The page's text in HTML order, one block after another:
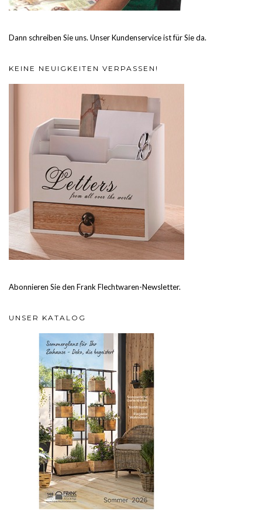
Dann schreiben Sie uns. Unser Kundenservice ist für Sie da.
KEINE NEUIGKEITEN VERPASSEN!
Abonnieren Sie den Frank Flechtwaren-Newsletter.
UNSER KATALOG